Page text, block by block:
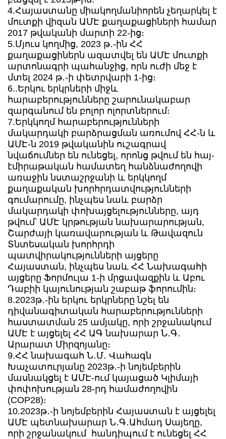
4.Հայաստանը միակողմանիորեն չեղարկել է
մուտքի վիզան ԱՄԷ քաղաքացիների համար
2017 թվականի մարտի 22-ից։
5.Մյուս կողմից, 2023 թ․-ին ՀՀ
քաղաքացիներն ազատվել են ԱՄԷ մուտքի
արտոնագրի պահանջից, որն ուժի մեջ է
մտել 2024 թ․-ի փետրվարի 1-ից։
6..Երկու երկրների միջև
հարաբերությունները շարունակաբար
զարգանում են բոլոր ոլորտներում։
7.Երկկողմ հարաբերությունների
մակարդակի բարձրացման առումով ՀՀ-ն և
ԱՄԷ-ն 2019 թվականին ուշագրավ
նվաճումներ են ունեցել, որոնց թվում են հայ-
էմիրաթական համատեղ հանձնաժողովի
առաջին նստաշրջանի և երկկողմ
քաղաքական խորհրդատվությունների
գումարումը, ինչպես նաև բարձր
մակարդակի փոխայցելությունները, այդ
թվում՝ ԱՄԷ կրթության նախարարության,
Շարժայի կառավարության և Թավազուն
Տնտեսական խորհրդի
պատվիրակությունների այցերը
Հայաստան, ինչպես նաև ՀՀ Նախագահի
այցերը Ֆորմուլա 1-ի մրցավազքին և Աբու
Դաբիի կայունության շաբաթ ֆորումին։
8.2023թ․-ին երկու երկրները նշել են
դիվանագիտական հարաբերությունների
հաստատման 25 ամյակը, որի շրջանակում
ԱՄԷ է այցելել ՀՀ ԱԳ նախարար Ն․Գ․
Արարատ Միրզոյանը։
9.ՀՀ նախագահ Ն․Մ․ Վահագն
Խաչատուրյանը 2023թ․-ի նոյեմբերին
մասնակցել է ԱՄԷ-ում կայացած Կլիմայի
փոփոխության 28-րդ համաժողովին
(COP28)։
10.2023թ․-ի նոյեմբերին Հայաստան է այցելել
ԱՄԷ պետնախարար Ն․Գ․Ահմադ Սայեղը,
որի շրջանակում հանդիպում է ունեցել ՀՀ